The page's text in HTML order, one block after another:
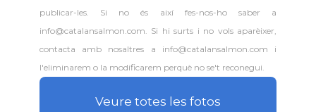
publicar-les. Si no és així fes-nos-ho saber a
info@catalansalmon.com. Si hi surts i no vols aparèixer,
contacta amb nosaltres a info@catalansalmon.com i
l'eliminarem o la modificarem perquè no se't reconegui.
Veure totes les fotos